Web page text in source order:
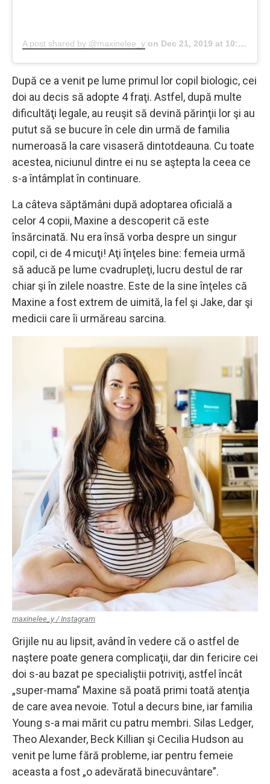
A post shared by @maxinelee_y on Dec 21, 2019 at 10:32am PST
După ce a venit pe lume primul lor copil biologic, cei
doi au decis să adopte 4 fraţi. Astfel, după multe
dificultăţi legale, au reuşit să devină părinţii lor şi au
putut să se bucure în cele din urmă de familia
numeroasă la care visaseră dintotdeauna. Cu toate
acestea, niciunul dintre ei nu se aştepta la ceea ce
s-a întâmplat în continuare.
La câteva săptămâni după adoptarea oficială a
celor 4 copii, Maxine a descoperit că este
însărcinată. Nu era însă vorba despre un singur
copil, ci de 4 micuţi! Aţi înţeles bine: femeia urmă
să aducă pe lume cvadrupleţi, lucru destul de rar
chiar şi în zilele noastre. Este de la sine înţeles că
Maxine a fost extrem de uimită, la fel şi Jake, dar şi
medicii care îi urmăreau sarcina.
maxinelee_y / Instagram
Grijile nu au lipsit, având în vedere că o astfel de
naştere poate genera complicaţii, dar din fericire cei
doi s-au bazat pe specialiştii potriviţi, astfel încât
„super-mama” Maxine să poată primi toată atenţia
de care avea nevoie. Totul a decurs bine, iar familia
Young s-a mai mărit cu patru membri. Silas Ledger,
Theo Alexander, Beck Killian şi Cecilia Hudson au
venit pe lume fără probleme, iar pentru femeie
aceasta a fost „o adevărată binecuvântare”.